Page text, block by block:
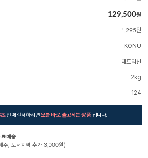
129,500원
1,295원
KONU
제트리션
2kg
124
초안에 결제하시면오늘 바로 출고되는 상품입니다.
료배송
주, 도서지역 추가 3,000원)